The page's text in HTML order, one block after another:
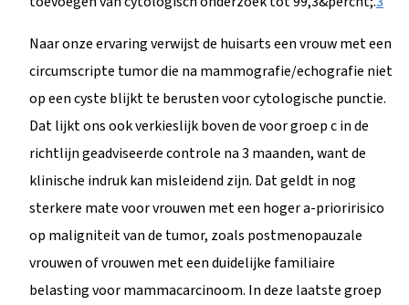
Naar onze ervaring verwijst de huisarts een vrouw met een
circumscripte tumor die na mammografie/echografie niet
op een cyste blijkt te berusten voor cytologische punctie.
Dat lijkt ons ook verkieslijk boven de voor groep c in de
richtlijn geadviseerde controle na 3 maanden, want de
klinische indruk kan misleidend zijn. Dat geldt in nog
sterkere mate voor vrouwen met een hoger a-prioririsico
op maligniteit van de tumor, zoals postmenopauzale
vrouwen of vrouwen met een duidelijke familiaire
belasting voor mammacarcinoom. In deze laatste groep